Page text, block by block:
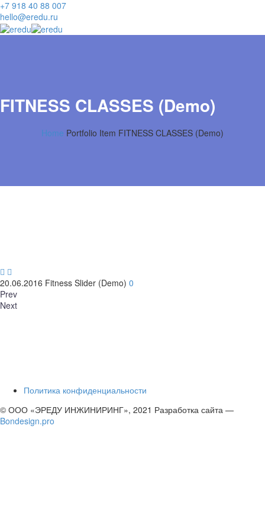
+7 918 40 88 007
hello@eredu.ru
FITNESS CLASSES (Demo)
Home Portfolio Item FITNESS CLASSES (Demo)
 
20.06.2016 Fitness Slider (Demo) 0
Prev
Next
Политика конфиденциальности
© ООО «ЭРЕДУ ИНЖИНИРИНГ», 2021 Разработка сайта —
Bondesign.pro